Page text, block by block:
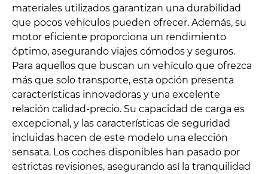
materiales utilizados garantizan una durabilidad
que pocos vehículos pueden ofrecer. Además, su
motor eficiente proporciona un rendimiento
óptimo, asegurando viajes cómodos y seguros.
Para aquellos que buscan un vehículo que ofrezca
más que solo transporte, esta opción presenta
características innovadoras y una excelente
relación calidad-precio. Su capacidad de carga es
excepcional, y las características de seguridad
incluidas hacen de este modelo una elección
sensata. Los coches disponibles han pasado por
estrictas revisiones, asegurando así la tranquilidad